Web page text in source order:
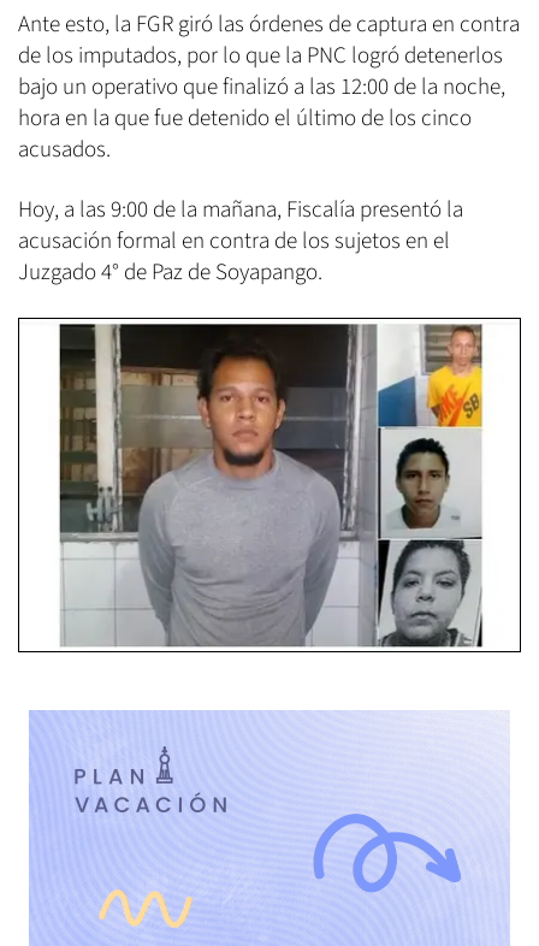
Ante esto, la FGR giró las órdenes de captura en contra
de los imputados, por lo que la PNC logró detenerlos
bajo un operativo que finalizó a las 12:00 de la noche,
hora en la que fue detenido el último de los cinco
acusados.
Hoy, a las 9:00 de la mañana, Fiscalía presentó la
acusación formal en contra de los sujetos en el
Juzgado 4° de Paz de Soyapango.